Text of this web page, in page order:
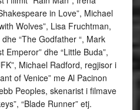
in Love”, Michael
Wolves”, Lisa Fruchtman,
“The Godfather “, Mark
Emperor” dhe “Little Buda”,
Michael Radford, regjisor i
of Venice” me Al Pacinon
Peoples, skenarist i filmave
“Blade Runner” etj.